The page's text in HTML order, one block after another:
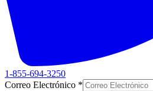
1-855-694-3250
Correo Electrónico *